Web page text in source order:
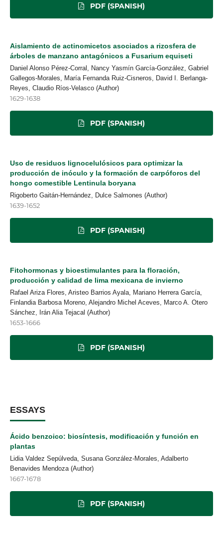
PDF (SPANISH)
Aislamiento de actinomicetos asociados a rizosfera de
árboles de manzano antagónicos a Fusarium equiseti
Daniel Alonso Pérez-Corral, Nancy Yasmín García-González, Gabriel
Gallegos-Morales, María Fernanda Ruiz-Cisneros, David I. Berlanga-
Reyes, Claudio Ríos-Velasco (Author)
1629-1638
PDF (SPANISH)
Uso de residuos lignocelulósicos para optimizar la
producción de inóculo y la formación de carpóforos del
hongo comestible Lentinula boryana
Rigoberto Gaitán-Hernández, Dulce Salmones (Author)
1639-1652
PDF (SPANISH)
Fitohormonas y bioestimulantes para la floración,
producción y calidad de lima mexicana de invierno
Rafael Ariza Flores, Aristeo Barrios Ayala, Mariano Herrera García,
Finlandia Barbosa Moreno, Alejandro Michel Aceves, Marco A. Otero
Sánchez, Irán Alia Tejacal (Author)
1653-1666
PDF (SPANISH)
ESSAYS
Ácido benzoico: biosíntesis, modificación y función en
plantas
Lidia Valdez Sepúlveda, Susana González-Morales, Adalberto
Benavides Mendoza (Author)
1667-1678
PDF (SPANISH)